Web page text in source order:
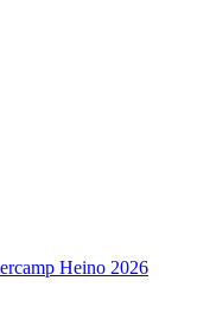
Heino 2026